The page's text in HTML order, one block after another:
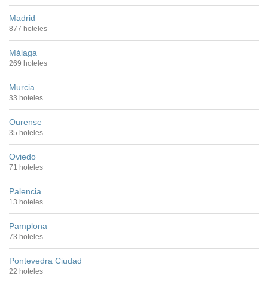
Madrid
877 hoteles
Málaga
269 hoteles
Murcia
33 hoteles
Ourense
35 hoteles
Oviedo
71 hoteles
Palencia
13 hoteles
Pamplona
73 hoteles
Pontevedra Ciudad
22 hoteles